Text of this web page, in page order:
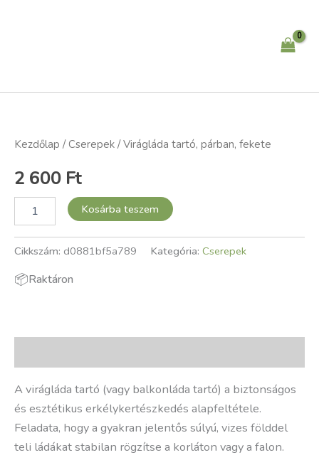
Kezdőlap /Cserepek / Virágláda tartó, párban, fekete
2 600 Ft
fekete
Kosárba teszem
Cikkszám: d0881bf5a789 Kategória: Cserepek
📦Raktáron
A virágláda tartó (vagy balkonláda tartó) a biztonságos
és esztétikus erkélykertészkedés alapfeltétele.
Feladata, hogy a gyakran jelentős súlyú, vizes földdel
teli ládákat stabilan rögzítse a korláton vagy a falon.